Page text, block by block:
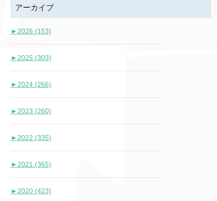
アーカイブ
►2026 (153)
►2025 (303)
►2024 (266)
►2023 (260)
►2022 (335)
►2021 (365)
►2020 (423)